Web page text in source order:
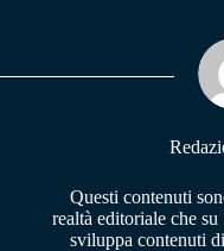
pp m
Questi contenuti
realtà editoriale che
sviluppa contenuti